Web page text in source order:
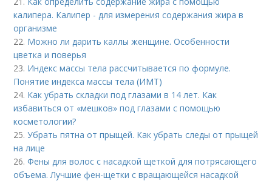
калипера. Калипер - для измерения содержания жира в
организме
22. Можно ли дарить каллы женщине. Особенности
цветка и поверья
23. Индекс массы тела рассчитывается по формуле.
Понятие индекса массы тела (ИМТ)
24. Как убрать складки под глазами в 14 лет. Как
избавиться от «мешков» под глазами с помощью
косметологии?
25.Убрать пятна от прыщей. Как убрать следы от прыщей
на лице
26.Фены для волос с насадкой щеткой для потрясающего
объема. Лучшие фен-щетки с вращающейся насадкой